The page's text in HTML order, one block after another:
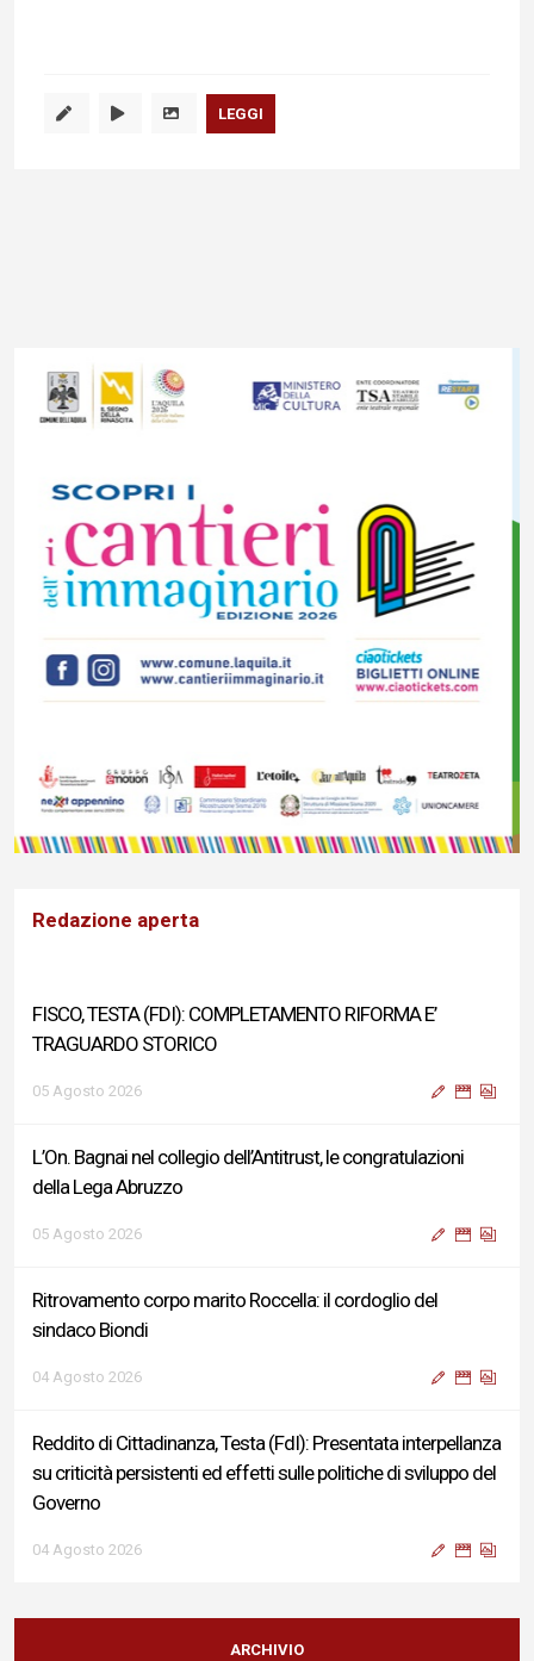
LEGGI
Redazione aperta
FISCO, TESTA (FDI): COMPLETAMENTO RIFORMA E’
TRAGUARDO STORICO
05 Agosto 2026
L’On. Bagnai nel collegio dell’Antitrust, le congratulazioni
della Lega Abruzzo
05 Agosto 2026
Ritrovamento corpo marito Roccella: il cordoglio del
sindaco Biondi
04 Agosto 2026
Reddito di Cittadinanza, Testa (FdI): Presentata interpellanza
su criticità persistenti ed effetti sulle politiche di sviluppo del
Governo
04 Agosto 2026
Sigismondi, Liris e Testa: “Profondo cordoglio e vicinanza al
Ministro Roccella e alla sua famiglia”
ARCHIVIO